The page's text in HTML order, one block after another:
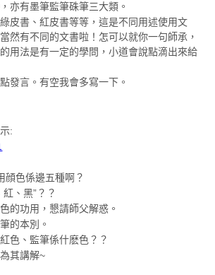
亦有墨筆監筆硃筆三大類。
皮書、紅皮書等等，這是不同用述使用文
然有不同的文書啦！怎可以就你一句師承，
用法是有一定的學問，小道會說點滴出來給
發言。有空我會多寫一下。
:
顔色係邊五種啊？
、黑”？？
的功用，懇請師父解惑。
的本別。
色、監筆係什麽色？？
其講解~